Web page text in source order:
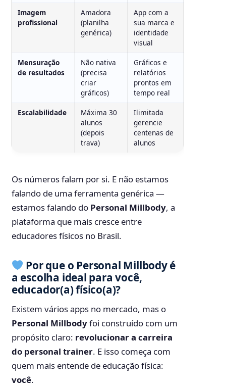
Imagem
profissional
Amadora
(planilha
genérica)
App com a
sua marca e
identidade
visual
Mensuração
de resultados
Não nativa
(precisa
criar
gráficos)
Gráficos e
relatórios
prontos em
tempo real
Escalabilidade
Máxima 30
alunos
(depois
trava)
Ilimitada
gerencie
centenas de
alunos
Os números falam por si. E não estamos
falando de uma ferramenta genérica —
estamos falando do Personal Millbody, a
plataforma que mais cresce entre
educadores físicos no Brasil.
Por que o Personal Millbody é
a escolha ideal para você,
educador(a) físico(a)?
Existem vários apps no mercado, mas o
Personal Millbodyfoi construído com um
propósito claro: revolucionar a carreira
do personal trainer. E isso começa com
quem mais entende de educação física:
você.